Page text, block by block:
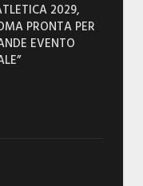
2029,
PRONTA PER
EVENTO